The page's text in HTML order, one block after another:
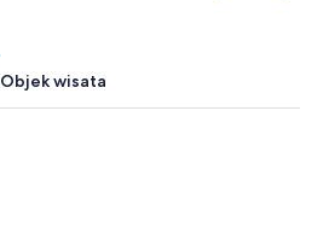
Objek wisata